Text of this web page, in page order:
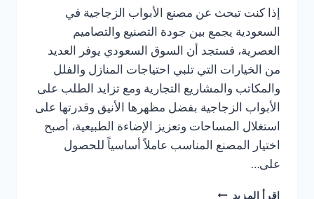
إذا كنت تبحث عن مصنع الأبواب الزجاجية في
السعودية يجمع بين جودة التصنيع والتصاميم
العصرية، فستجد أن السوق السعودي يوفر العديد
من الخيارات التي تلبي احتياجات المنازل والفلل
والمكاتب والمشاريع التجارية ومع تزايد الطلب على
الأبواب الزجاجية بفضل مظهرها الأنيق وقدرتها على
استغلال المساحات وتعزيز الإضاءة الطبيعية، أصبح
اختيار المصنع المناسب عاملاً أساسياً للحصول
على…
إقرأ المزيد مصنع